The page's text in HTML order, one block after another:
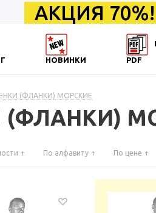
АКЦИЯ 70%!
НОВИНКИ
PDF
(ФЛАНКИ) МОРСКИЕ
(ФЛАНКИ)
По алфавиту По цене